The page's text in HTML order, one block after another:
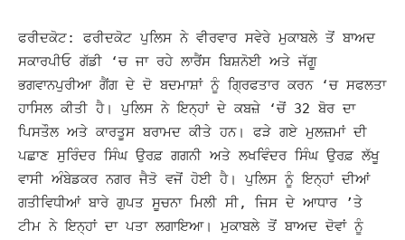
ਫਰੀਦਕੋਟ: ਫਰੀਦਕੋਟ ਪੁਲਿਸ ਨੇ ਵੀਰਵਾਰ ਸਵੇਰੇ ਮੁਕਾਬਲੇ ਤੋਂ ਬਾਅਦ
ਸਕਾਰਪੀਓ ਗੱਡੀ ‘ਚ ਜਾ ਰਹੇ ਲਾਰੈਂਸ ਬਿਸ਼ਨੋਈ ਅਤੇ ਜੱਗੂ
ਭਗਵਾਨਪੁਰੀਆ ਗੈਂਗ ਦੇ ਦੋ ਬਦਮਾਸ਼ਾਂ ਨੂੰ ਗ੍ਰਿਫਤਾਰ ਕਰਨ ‘ਚ ਸਫਲਤਾ
ਹਾਸਿਲ ਕੀਤੀ ਹੈ। ਪੁਲਿਸ ਨੇ ਇਨ੍ਹਾਂ ਦੇ ਕਬਜ਼ੇ ‘ਚੋਂ 32 ਬੋਰ ਦਾ
ਪਿਸਤੌਲ ਅਤੇ ਕਾਰਤੂਸ ਬਰਾਮਦ ਕੀਤੇ ਹਨ। ਫੜੇ ਗਏ ਮੁਲਜ਼ਮਾਂ ਦੀ
ਪਛਾਣ ਸੁਰਿੰਦਰ ਸਿੰਘ ਉਰਫ਼ ਗਗਨੀ ਅਤੇ ਲਖਵਿੰਦਰ ਸਿੰਘ ਉਰਫ਼ ਲੱਖੂ
ਵਾਸੀ ਅੰਬੇਡਕਰ ਨਗਰ ਜੈਤੋ ਵਜੋਂ ਹੋਈ ਹੈ। ਪੁਲਿਸ ਨੂੰ ਇਨ੍ਹਾਂ ਦੀਆਂ
ਗਤੀਵਿਧੀਆਂ ਬਾਰੇ ਗੁਪਤ ਸੂਚਨਾ ਮਿਲੀ ਸੀ, ਜਿਸ ਦੇ ਆਧਾਰ ’ਤੇ
ਟੀਮ ਨੇ ਇਨ੍ਹਾਂ ਦਾ ਪਤਾ ਲਗਾਇਆ। ਮੁਕਾਬਲੇ ਤੋਂ ਬਾਅਦ ਦੋਵਾਂ ਨੂੰ